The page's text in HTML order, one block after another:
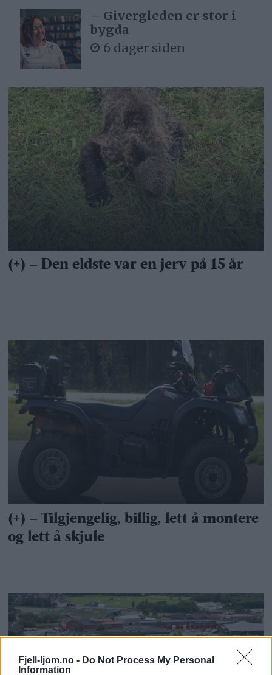
Fjell-ljom.no - Do Not Process My Personal
Information
– Givergleden er stor i
bygda
6 dager siden